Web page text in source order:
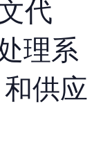
代
理系
供应